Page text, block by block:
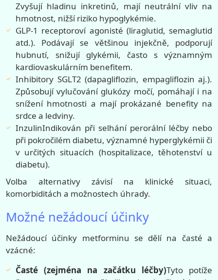
Zvyšují hladinu inkretinů, mají neutrální vliv na
hmotnost, nižší riziko hypoglykémie.
GLP-1 receptoroví agonisté (liraglutid, semaglutid
atd.). Podávají se většinou injekčně, podporují
hubnutí, snižují glykémii, často s významným
kardiovaskulárním benefitem.
Inhibitory SGLT2 (dapagliflozin, empagliflozin aj.).
Způsobují vylučování glukózy močí, pomáhají i na
snížení hmotnosti a mají prokázané benefity na
srdce a ledviny.
InzulinIndikován při selhání perorální léčby nebo
při pokročilém diabetu, významné hyperglykémii či
v určitých situacích (hospitalizace, těhotenství u
diabetu).
Volba alternativy závisí na klinické situaci,
komorbiditách a možnostech úhrady.
Možné nežádoucí účinky
Nežádoucí účinky metforminu se dělí na časté a
vzácné:
Časté (zejména na začátku léčby)Tyto potíže